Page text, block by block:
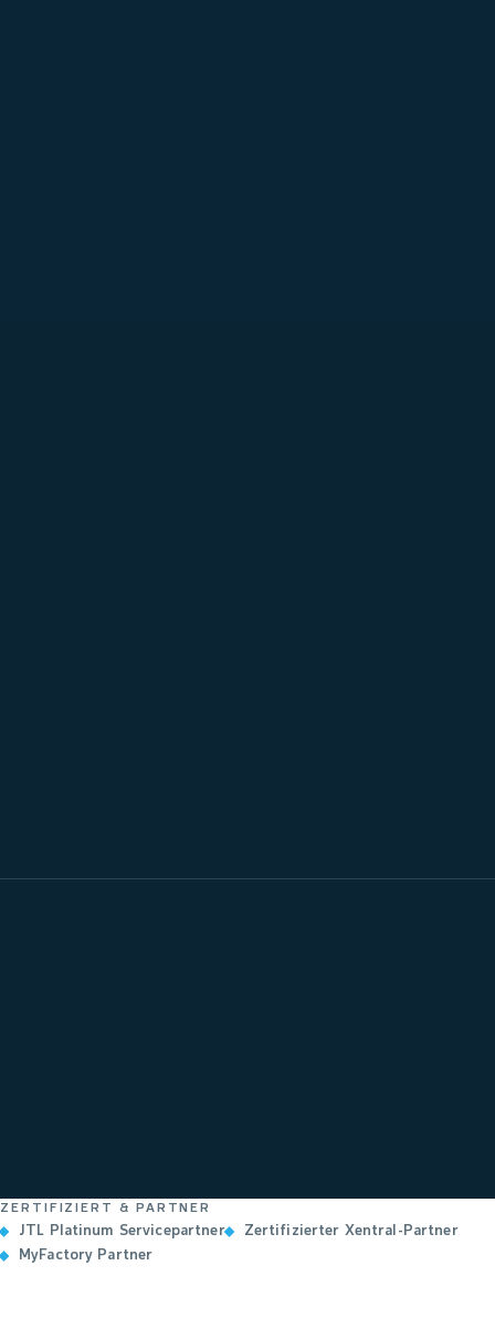
ZERTIFIZIERT & PARTNER
JTL Platinum Servicepartner
Zertifizierter Xentral-Partner
MyFactory Partner